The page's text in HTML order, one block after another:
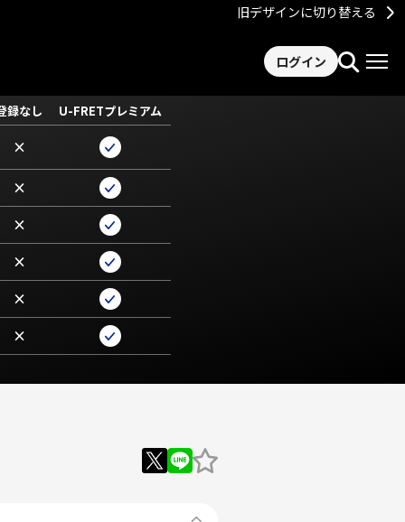
旧デザインに切り替える
ログイン
録なし U-FRETプレミアム
×
×
×
×
×
×